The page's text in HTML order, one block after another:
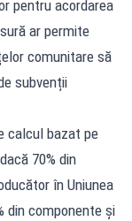
pentru acordarea
ar permite
comunitare să
subvenții
calcul bazat pe
70% din
în Uniunea
din componente și